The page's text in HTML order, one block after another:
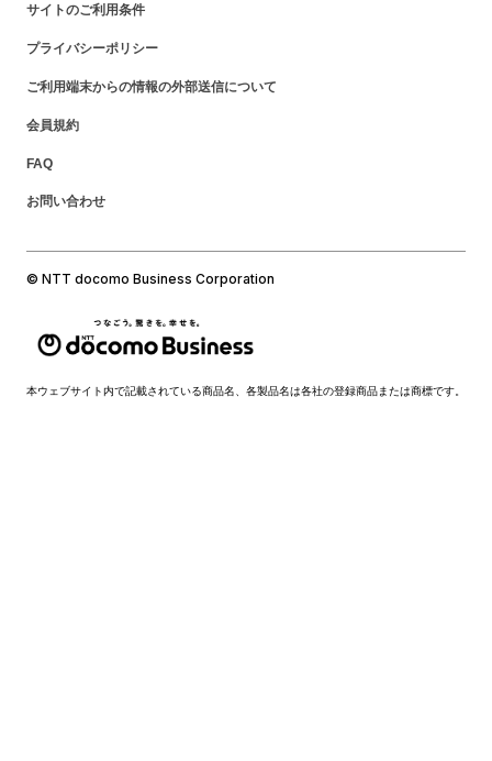
サイトのご利用条件
プライバシーポリシー
ご利用端末からの情報の外部送信について
会員規約
FAQ
お問い合わせ
© NTT docomo Business Corporation
本ウェブサイト内で記載されている商品名、各製品名は各社の登録商品または商標です。